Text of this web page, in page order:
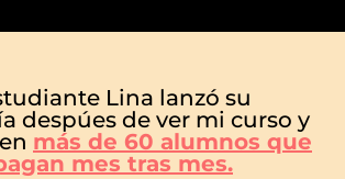
Lina lanzó su
despúes de ver mi curso y
más de 60 alumnos que
mes tras mes.